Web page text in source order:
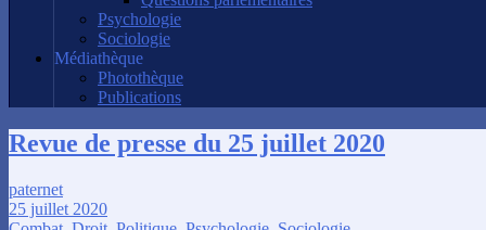
Psychologie
Sociologie
Médiathèque
Photothèque
Publications
Revue de presse du 25 juillet 2020
paternet
25 juillet 2020